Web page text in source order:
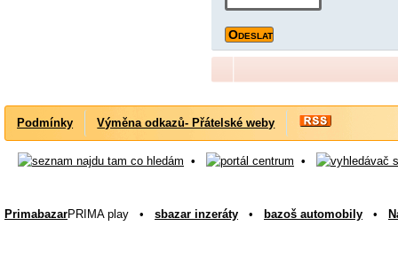
Podmínky Výměna odkazů- Přátelské weby
• •
PrimabazarPRIMA play • sbazar inzeráty • bazoš automobily •